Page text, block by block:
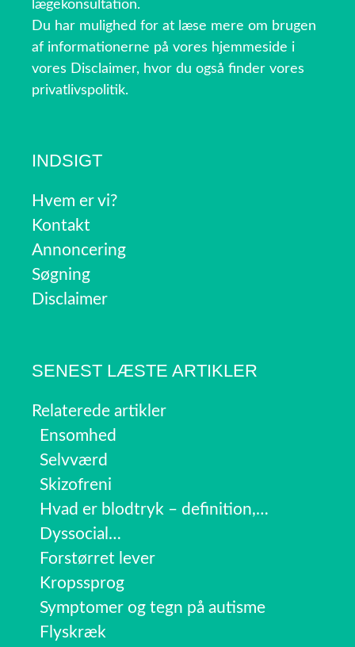
lægekonsultation.
Du har mulighed for at læse mere om brugen
af informationerne på vores hjemmeside i
vores Disclaimer, hvor du også finder vores
privatlivspolitik.
INDSIGT
Hvem er vi?
Kontakt
Annoncering
Søgning
Disclaimer
SENEST LÆSTE ARTIKLER
Relaterede artikler
Ensomhed
Selvværd
Skizofreni
Hvad er blodtryk – definition,…
Dyssocial…
Forstørret lever
Kropssprog
Symptomer og tegn på autisme
Flyskræk